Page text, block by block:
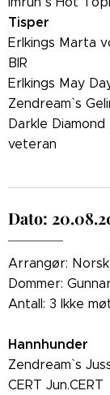
Tisper
Erlkings Marta
BIR
Erlkings May
Zendream` s
Darkle Diamond
veteran
Dato:
Arrangør:
Dommer:
Antall: 3 Ikke
Hannhunder
Zendream` s
CERT Jun.CERT